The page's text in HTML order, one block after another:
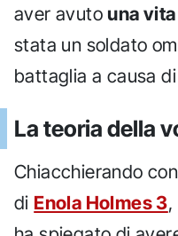
aver avuto una
stata un soldato
battaglia a causa
La teoria della
Chiacchierando
di Enola Holmes 3,